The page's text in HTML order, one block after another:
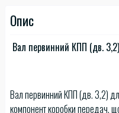
Опис
Вал первинний КПП (дв.
Вал первинний КПП (дв. 3,2)
компонент коробки передач,